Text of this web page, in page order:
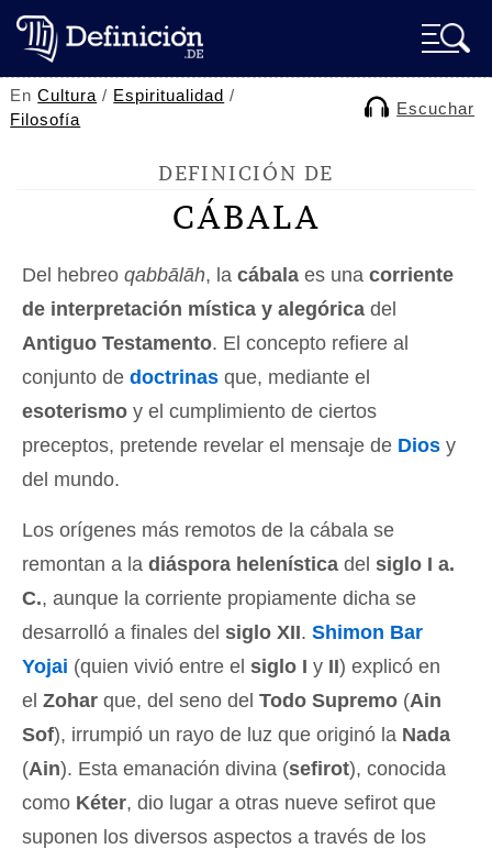
EnCultura / Espiritualidad /
Filosofía
Escuchar
DEFINICIÓN DE
CÁBALA
Del hebreo qabbālāh, la cábala es una corriente
de interpretación mística y alegórica del
Antiguo Testamento. El concepto refiere al
conjunto de doctrinas que, mediante el
esoterismo y el cumplimiento de ciertos
preceptos, pretende revelar el mensaje de Dios y
del mundo.
Los orígenes más remotos de la cábala se
remontan a la diáspora helenística del siglo I a.
C., aunque la corriente propiamente dicha se
desarrolló a finales del siglo XII. Shimon Bar
Yojai (quien vivió entre el siglo I y II) explicó en
el Zohar que, del seno del Todo Supremo (Ain
Sof), irrumpió un rayo de luz que originó la Nada
(Ain). Esta emanación divina (sefirot), conocida
como Kéter, dio lugar a otras nueve sefirot que
suponen los diversos aspectos a través de los